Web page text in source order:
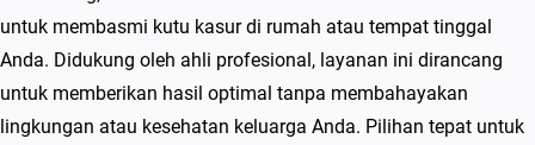
untuk membasmi kutu kasur di rumah atau tempat tinggal
Anda. Didukung oleh ahli profesional, layanan ini dirancang
untuk memberikan hasil optimal tanpa membahayakan
lingkungan atau kesehatan keluarga Anda. Pilihan tepat untuk